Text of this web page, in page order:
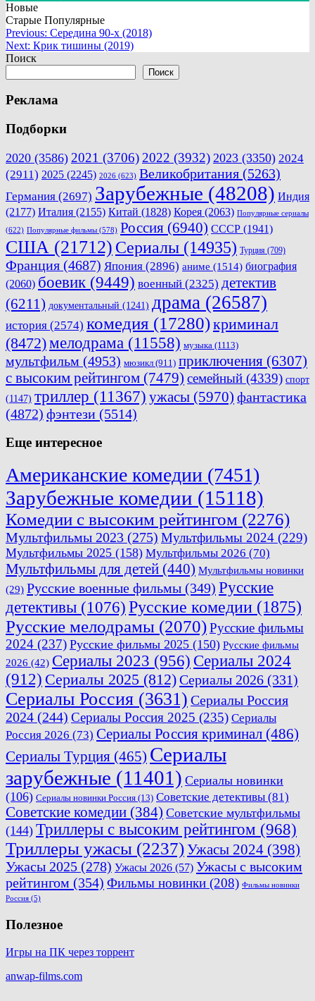
Новые
Старые Популярные
Навигация
по
Previous: Середина 90-х (2018)
Next: Крик тишины (2019)
Поиск
Поиск
Реклама
Подборки
2020 (3586) 2021 (3706) 2022 (3932) 2023 (3350) 2024
(2911) 2025 (2245) 2026 (623) Великобритания (5263)
Германия (2697) Зарубежные (48208) Индия
(2177) Италия (2155) Китай (1828) Корея (2063) Популярные сериалы
(622) Популярные фильмы (578) Россия (6940) СССР (1941)
США (21712) Сериалы (14935) Турция (709)
Франция (4687) Япония (2896) аниме (1514) биография
(2060) боевик (9449) военный (2325) детектив
(6211) документальный (1241) драма (26587)
история (2574) комедия (17280)криминал
(8472)мелодрама (11558) музыка (1113)
мультфильм (4953) мюзикл (911) приключения (6307)
с высоким рейтингом (7479) семейный (4339) спорт
(1147) триллер (11367) ужасы (5970) фантастика
(4872) фэнтези (5514)
Еще интересное
Американские комедии (7451)
Зарубежные комедии (15118)
Комедии с высоким рейтингом (2276)
Мультфильмы 2023 (275) Мультфильмы 2024 (229)
Мультфильмы 2025 (158) Мультфильмы 2026 (70)
Мультфильмы для детей (440) Мультфильмы новинки
(29) Русские военные фильмы (349) Русские
детективы (1076)Русские комедии (1875)
Русские мелодрамы (2070)Русские фильмы
2024 (237) Русские фильмы 2025 (150) Русские фильмы
2026 (42) Сериалы 2023 (956) Сериалы 2024
(912) Сериалы 2025 (812)Сериалы 2026 (331)
Сериалы Россия (3631) Сериалы Россия
2024 (244) Сериалы Россия 2025 (235) Сериалы
Россия 2026 (73) Сериалы Россия криминал (486)
Сериалы Турция (465) Сериалы
зарубежные (11401) Сериалы новинки
(106) Сериалы новинки Россия (13) Советские детективы (81)
Советские комедии (384) Советские мультфильмы
(144) Триллеры с высоким рейтингом (968)
Триллеры ужасы (2237)Ужасы 2024 (398)
Ужасы 2025 (278) Ужасы 2026 (57) Ужасы с высоким
рейтингом (354) Фильмы новинки (208) Фильмы новинки
Россия (5)
Полезное
Игры на ПК через торрент
anwap-films.com